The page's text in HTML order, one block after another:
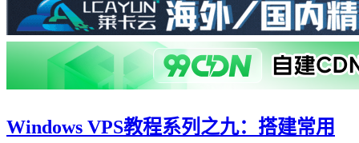
Windows VPS教程系列之九：搭建常用